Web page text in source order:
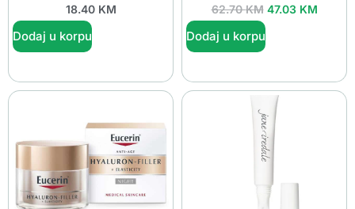
18.40 KM
Dodaj u korpu
62.70KM 47.03 KM
Dodaj u korpu